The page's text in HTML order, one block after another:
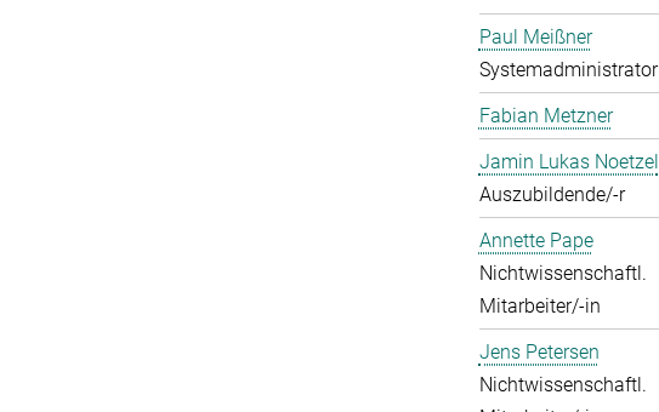
Paul Meißner
Systemadministrator
Fabian Metzner
Jamin Lukas Noetzel
Auszubildende/-r
Annette Pape
Nichtwissenschaftl.
Mitarbeiter/-in
Jens Petersen
Nichtwissenschaftl.